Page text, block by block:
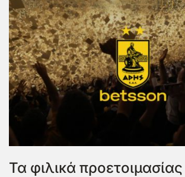
Τα φιλικά